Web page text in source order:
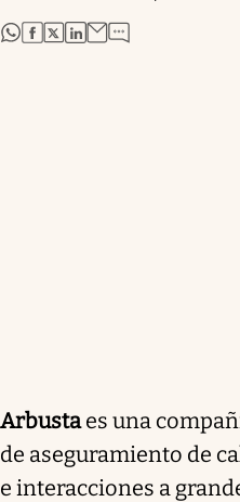
abre en nueva pestaña
abre en nueva pestaña
abre en nueva pestaña
abre en nueva
Arbustaes una
de aseguramiento de
e interacciones a